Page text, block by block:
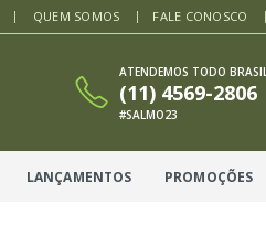
QUEM SOMOS FALE CONOSCO
ATENDEMOS TODO BRASIL
(11) 4569-2806
#SALMO23
LANÇAMENTOS PROMOÇÕES